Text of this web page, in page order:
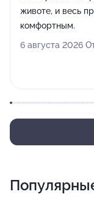
животе, и весь
комфортным.
6 августа 2026